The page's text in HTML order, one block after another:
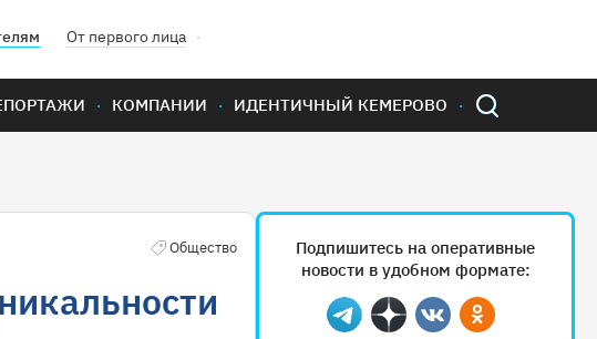
От первого лица
КОМПАНИИ ИДЕНТИЧНЫЙ КЕМЕРОВО
Общество
Подпишитесь на оперативные
новости в удобном формате:
Telegram
ДзенВконтактеОдноклассники